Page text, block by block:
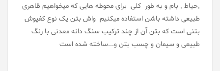
,حیاط , بام و به طور کلی برای محوطه هایی که میخواهیم ظاهری
طبیعی داشته باشن استفاده میکنیم واش بتن یک نوع کفپوش
بتنی است که بتن آن از چند ترکیب سنگ دانه معدنی با رنگ
طبیعی و سیمان و چسب بتن و...ساخته شده است